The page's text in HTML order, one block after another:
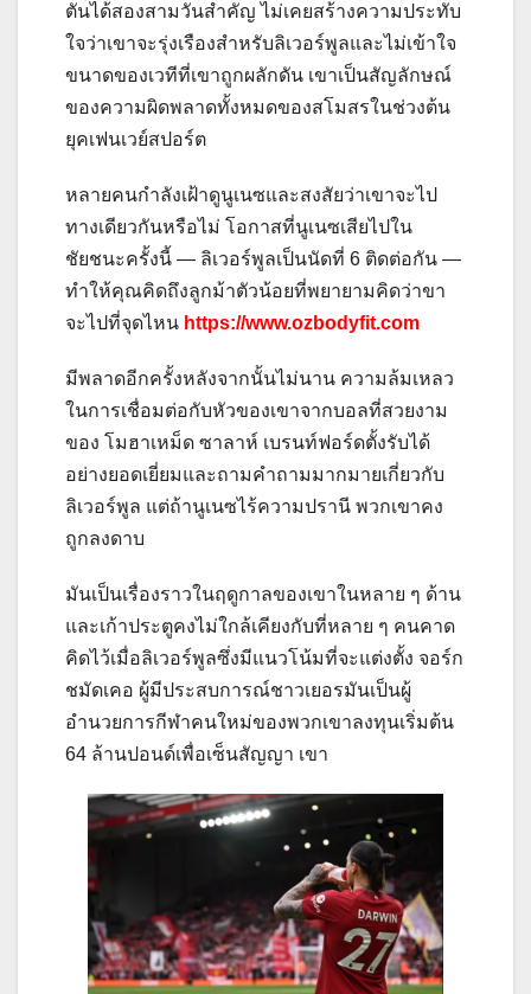
ตันได้สองสามวันสำคัญ ไม่เคยสร้างความประทับ
ใจว่าเขาจะรุ่งเรืองสำหรับลิเวอร์พูลและไม่เข้าใจ
ขนาดของเวทีที่เขาถูกผลักดัน เขาเป็นสัญลักษณ์
ของความผิดพลาดทั้งหมดของสโมสรในช่วงต้น
ยุคเฟนเวย์สปอร์ต
หลายคนกำลังเฝ้าดูนูเนซและสงสัยว่าเขาจะไป
ทางเดียวกันหรือไม่ โอกาสที่นูเนซเสียไปใน
ชัยชนะครั้งนี้ — ลิเวอร์พูลเป็นนัดที่ 6 ติดต่อกัน —
ทำให้คุณคิดถึงลูกม้าตัวน้อยที่พยายามคิดว่าขา
จะไปที่จุดไหน https://www.ozbodyfit.com
มีพลาดอีกครั้งหลังจากนั้นไม่นาน ความล้มเหลว
ในการเชื่อมต่อกับหัวของเขาจากบอลที่สวยงาม
ของ โมฮาเหม็ด ซาลาห์ เบรนท์ฟอร์ดตั้งรับได้
อย่างยอดเยี่ยมและถามคำถามมากมายเกี่ยวกับ
ลิเวอร์พูล แต่ถ้านูเนซไร้ความปรานี พวกเขาคง
ถูกลงดาบ
มันเป็นเรื่องราวในฤดูกาลของเขาในหลาย ๆ ด้าน
และเก้าประตูคงไม่ใกล้เคียงกับที่หลาย ๆ คนคาด
คิดไว้เมื่อลิเวอร์พูลซึ่งมีแนวโน้มที่จะแต่งตั้ง จอร์ก
ชมัดเคอ ผู้มีประสบการณ์ชาวเยอรมันเป็นผู้
อำนวยการกีฬาคนใหม่ของพวกเขาลงทุนเริ่มต้น
64 ล้านปอนด์เพื่อเซ็นสัญญา เขา